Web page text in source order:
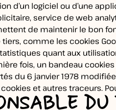
d’un logiciel ou d’une
service de web
de maintenir le bon
comme les cookies
quant aux
fois, un bandeau
du 6 janvier 1978
et autres traceurs.